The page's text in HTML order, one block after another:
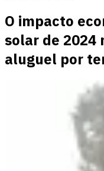
O impacto
solar de 2024
aluguel por